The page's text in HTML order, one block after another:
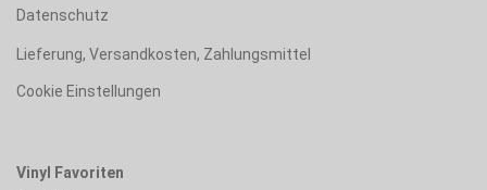
Datenschutz
Lieferung, Versandkosten, Zahlungsmittel
Cookie Einstellungen
Vinyl Favoriten